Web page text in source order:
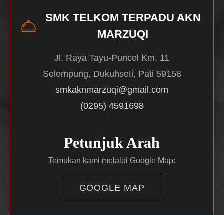
SMK TELKOM TERPADU AKN
MARZUQI
Jl. Raya Tayu-Puncel Km. 11
Selempung, Dukuhseti, Pati 59158
smkaknmarzuqi@gmail.com
(0295) 4591698
Petunjuk Arah
Temukan kami melalui Google Map:
GOOGLE MAP